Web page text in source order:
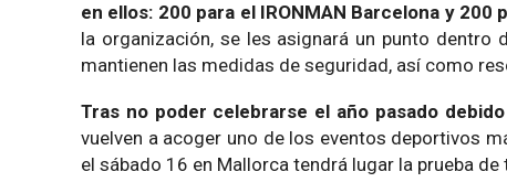
en ellos: 200 para el IRONMAN Barcelona y 200
la organización, se les asignará un punto
mantienen las medidas de seguridad, así como
Tras no poder celebrarse el año pasado
vuelven a acoger uno de los eventos deportivos
el sábado 16 en Mallorca tendrá lugar la prueba